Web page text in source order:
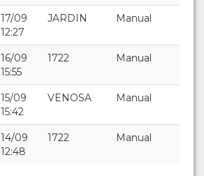
17/09
12:27
JARDIN Manual
16/09
15:55
1722 Manual
15/09
15:42
VENOSA Manual
14/09
12:48
1722 Manual